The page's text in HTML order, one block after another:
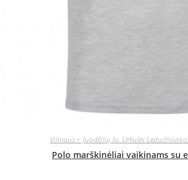
Vilniaus r. Juodšilių šv. Uršulės
Polo marškinėliai vaikinams su